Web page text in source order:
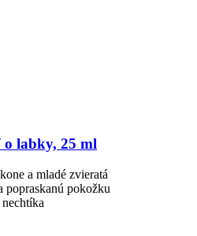
labky, 25 ml
a mladé zvieratá
popraskanú pokožku